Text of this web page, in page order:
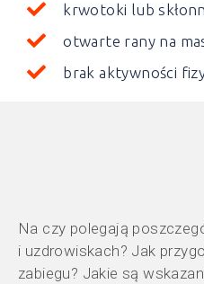
krwotoki lub
otwarte rany na
brak aktywności
Na czy polegają
i uzdrowiskach? Jak
zabiegu? Jakie są